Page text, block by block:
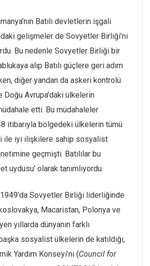
Batılı devletlerin işgali
gelişmeler de Sovyetler Birliği’ni
Bu nedenle Sovyetler Birliği bir
alıp Batılı güçlere geri adım
diğer yandan da askeri kontrolü
Doğu Avrupa’daki ülkelerin
etti. Bu müdahaleler
itibarıyla bölgedeki ülkelerin tümü
ile iyi ilişkilere sahip sosyalist
geçmişti. Batılılar bu
uydusu’ olarak tanımlıyordu.
1949’da Sovyetler Birliği liderliğinde
Macaristan, Polonya ve
yıllarda dünyanın farklı
sosyalist ülkelerin de katıldığı,
Yardım Konseyi’ni (Council for